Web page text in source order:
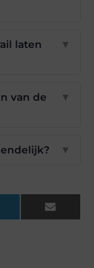
laten
▼
van de
▼
▼
Email